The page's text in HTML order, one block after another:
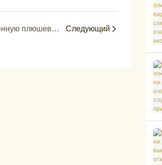
Как сделать свою собственную плюшевую игрушку к Рождеству? Следующий